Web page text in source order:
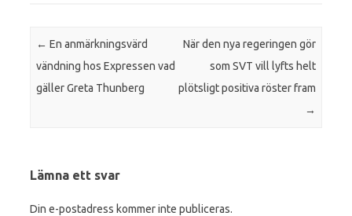
Inläggsnavigering
← En anmärkningsvärd
vändning hos Expressen vad
gäller Greta Thunberg
När den nya regeringen gör
som SVT vill lyfts helt
plötsligt positiva röster fram
→
Lämna ett svar
Din e-postadress kommer inte publiceras.